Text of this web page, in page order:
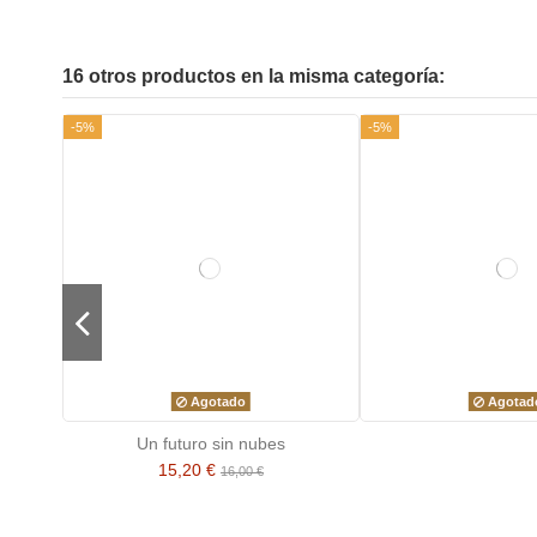
16 otros productos en la misma categoría:
-5%
Agotado
Un futuro sin nubes
15,20 € 16,00 €
-5%